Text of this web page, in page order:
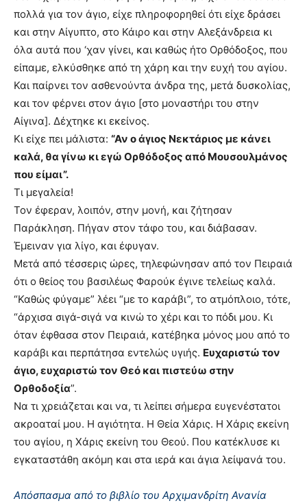
πολλά για τον άγιο, είχε πληροφορηθεί ότι είχε δράσει
και στην Αίγυπτο, στο Κάιρο και στην Αλεξάνδρεια κι
όλα αυτά που ‘χαν γίνει, και καθώς ήτο Ορθόδοξος, που
είπαμε, ελκύσθηκε από τη χάρη και την ευχή του αγίου.
Και παίρνει τον ασθενούντα άνδρα της, μετά δυσκολίας,
και τον φέρνει στον άγιο [στο μοναστήρι του στην
Αίγινα]. Δέχτηκε κι εκείνος.
Κι είχε πει μάλιστα: “Αν ο άγιος Νεκτάριος με κάνει
καλά, θα γίνω κι εγώ Ορθόδοξος από Μουσουλμάνος
που είμαι”.
Τι μεγαλεία!
Τον έφεραν, λοιπόν, στην μονή, και ζήτησαν
Παράκληση. Πήγαν στον τάφο του, και διάβασαν.
Έμειναν για λίγο, και έφυγαν.
Μετά από τέσσερις ώρες, τηλεφώνησαν από τον Πειραιά
ότι ο θείος του βασιλέως Φαρούκ έγινε τελείως καλά.
“Καθώς φύγαμε” λέει “με το καράβι”, το ατμόπλοιο, τότε,
“άρχισα σιγά-σιγά να κινώ το χέρι και το πόδι μου. Κι
όταν έφθασα στον Πειραιά, κατέβηκα μόνος μου από το
καράβι και περπάτησα εντελώς υγιής. Ευχαριστώ τον
άγιο, ευχαριστώ τον Θεό και πιστεύω στην
Ορθοδοξία”.
Να τι χρειάζεται και να, τι λείπει σήμερα ευγενέστατοι
ακροαταί μου. Η αγιότητα. Η Θεία Χάρις. Η Χάρις εκείνη
του αγίου, η Χάρις εκείνη του Θεού. Που κατέκλυσε κι
εγκαταστάθη ακόμη και στα ιερά και άγια λείψανά του.
Απόσπασμα από το βιβλίο του Αρχιμανδρίτη Ανανία